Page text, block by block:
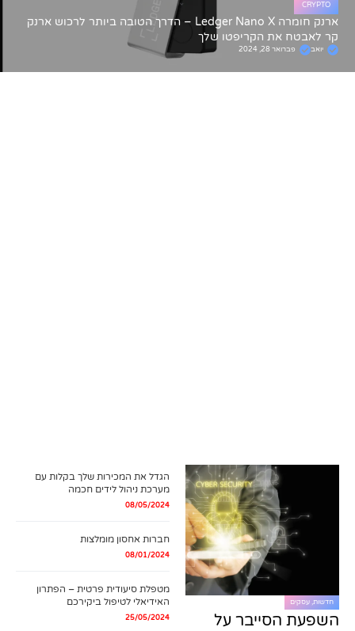
CRYPTO
ארנק חומרה Ledger Nano X – הדרך הטובה ביותר לרכוש ארנק
קר לאבטח את הקריפטו שלך
יואב פברואר 28, 2024
חדשות, עסקים
השפעת הסייבר על
הגדל את המכירות שלך בקלות עם
מערכת ניהול לידים חכמה
08/05/2024
חברות אחסון מומלצות
08/01/2024
מטפלת סיעודית פרטית – הפתרון
האידיאלי לטיפול ביקירכם
25/05/2024